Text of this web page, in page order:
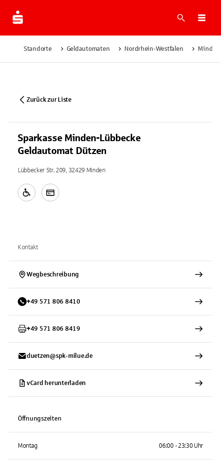
Suche
Standorte Geldautomaten Nordrhein-Westfalen Minden
Zurück zur Liste
Sparkasse Minden-Lübbecke
Geldautomat Dützen
Lübbecker Str. 209, 32429 Minden
Kontakt
Wegbeschreibung
+49 571 806 8410
+49 571 806 8419
duetzen@spk-milue.de
vCard herunterladen
Öffnungszeiten
Montag 06:00 - 23:30 Uhr